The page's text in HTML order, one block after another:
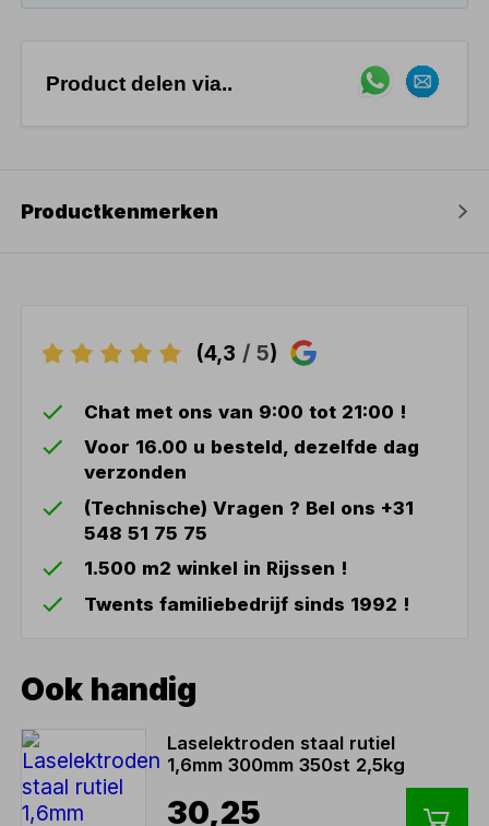
Product delen via..
Productkenmerken
(4,3 / 5)
Chat met ons van 9:00 tot 21:00 !
Voor 16.00 u besteld, dezelfde dag
verzonden
(Technische) Vragen ? Bel ons +31
548 51 75 75
1.500 m2 winkel in Rijssen !
Twents familiebedrijf sinds 1992 !
Ook handig
Laselektroden staal rutiel
1,6mm 300mm 350st 2,5kg
30,25